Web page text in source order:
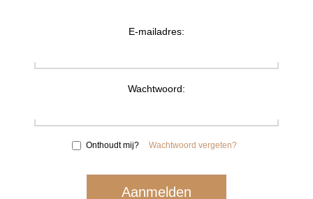
E-mailadres:
Wachtwoord:
Onthoudt mij? Wachtwoord vergeten?